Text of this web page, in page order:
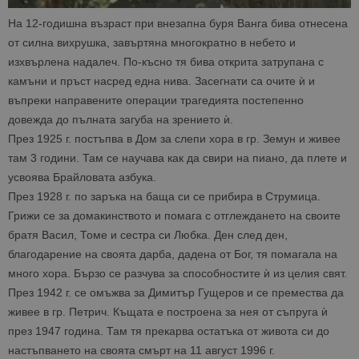
На 12-годишна възраст при внезапна буря Ванга бива отнесена
от силна вихрушка, завъртяна многократно в небето и
изхвърлена надалеч. По-късно тя бива открита затрупана с
камъни и пръст насред една нива. Засегнати са очите ѝ и
въпреки направените операции трагедията постепенно
довежда до пълната загуба на зрението ѝ.
През 1925 г. постъпва в Дом за слепи хора в гр. Земун и живее
там 3 години. Там се научава как да свири на пиано, да плете и
усвоява Брайловата азбука.
През 1928 г. по заръка на баща си се прибира в Струмица.
Грижи се за домакинството и помага с отглеждането на своите
братя Васил, Томе и сестра си Любка. Ден след ден,
благодарение на своята дарба, дадена от Бог, тя помагала на
много хора. Бързо се разчува за способностите ѝ из целия свят.
През 1942 г. се омъжва за Димитър Гущеров и се премества да
живее в гр. Петрич. Къщата е построена за нея от съпруга ѝ
през 1947 година. Там тя прекарва остатъка от живота си до
настъпването на своята смърт на 11 август 1996 г.
_ga
Google LLC
.bgtourism.bg
1 година
1 месец
Името на
свързано с
Analytics -
бисквитка
чрез
се
страница в
даден